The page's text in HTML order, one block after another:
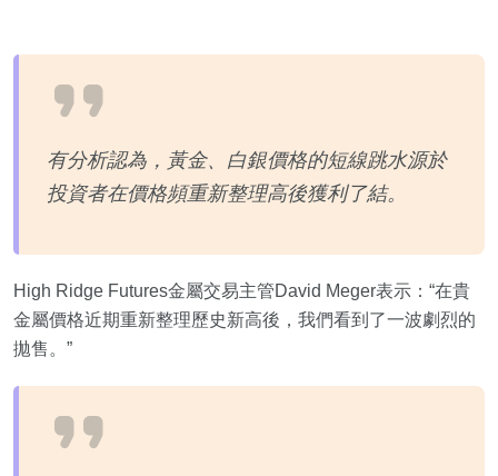
有分析認為，黃金、白銀價格的短線跳水源於
投資者在價格頻重新整理高後獲利了結。
High Ridge Futures金屬交易主管David Meger表示：“在貴
金屬價格近期重新整理歷史新高後，我們看到了一波劇烈的
拋售。”